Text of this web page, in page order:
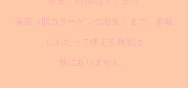
美容（肌コラーゲンの凝集）まで、多岐
にわたって使える商品は
他にありません。